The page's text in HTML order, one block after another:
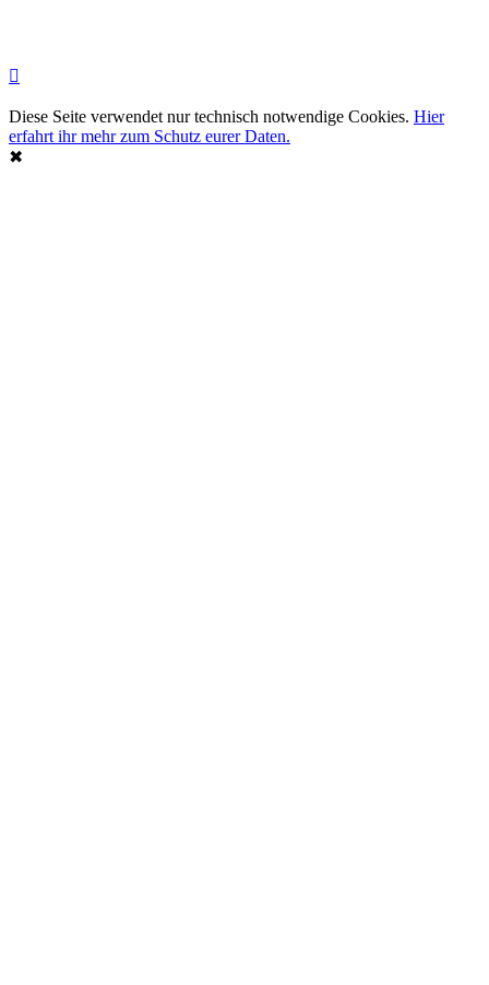
Diese Seite verwendet nur technisch notwendige Cookies. Hier
erfahrt ihr mehr zum Schutz eurer Daten.
✖